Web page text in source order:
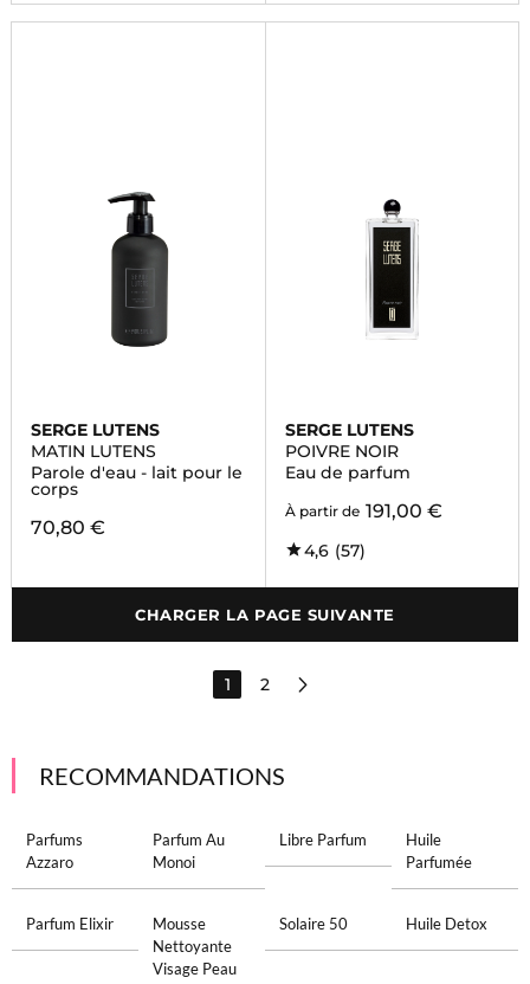
SERGE LUTENS
MATIN LUTENS
Parole d'eau - lait pour le
corps
70,80 €
SERGE LUTENS
POIVRE NOIR
Eau de parfum
À partir de 191,00 €
4,6 (57)
CHARGER LA PAGE SUIVANTE
1 2
RECOMMANDATIONS
Parfums
Azzaro
Parfum Au
Monoi
Libre Parfum
Huile
Parfumée
Parfum Elixir
Mousse
Nettoyante
Visage Peau
Solaire 50 Huile Detox